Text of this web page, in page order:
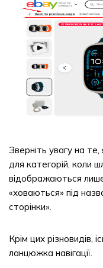
Зверніть увагу на
для категорій, коли
відображаються
«ховаються» під
сторінки».
Крім цих різновидів,
ланцюжка навігації.